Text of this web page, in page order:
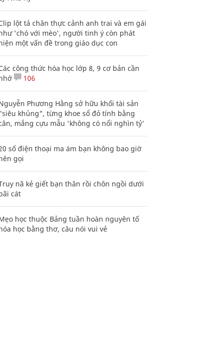
lột tả chân thực cảnh anh trai và em gái
'chó với mèo', người tinh ý còn phát
một vấn đề trong giáo dục con
công thức hóa học lớp 8, 9 cơ bản cần
106
Phương Hằng sở hữu khối tài sản
khủng", từng khoe sổ đỏ tính bằng
mắng cựu mẫu 'không có nổi nghìn tỷ'
số điện thoại ma ám bạn không bao giờ
gọi
nã kẻ giết bạn thân rồi chôn ngồi dưới
cát
học thuộc Bảng tuần hoàn nguyên tố
học bằng thơ, câu nói vui vẻ